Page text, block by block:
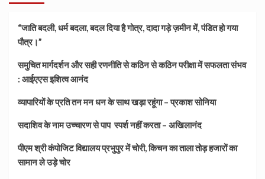
“जाति बदली, धर्म बदला, बदल दिया है गोत्र, दादा गड़े ज़मीन में, पंडित हो गया
पौत्र।”
समुचित मार्गदर्शन और सही रणनीति से कठिन से कठिन परीक्षा में सफलता संभव
: आईएएस इशित्व आनंद
व्यापारियों के प्रति तन मन धन के साथ खड़ा रहूंगा – प्रकाश सोनिया
सदाशिव के नाम उच्चारण से पाप स्पर्श नहीं करता – अखिलानंद
पीएम श्री कंपोजिट विद्यालय प्रभुपुर में चोरी, किचन का ताला तोड़ हजारों का
सामान ले उड़े चोर